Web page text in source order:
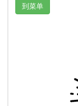
到菜单